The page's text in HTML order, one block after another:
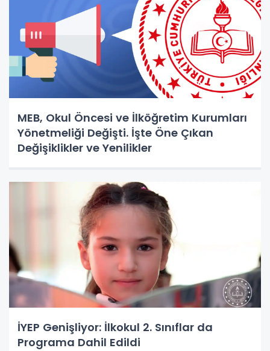
MEB, Okul Öncesi ve İlköğretim Kurumları
Yönetmeliği Değişti. İşte Öne Çıkan
Değişiklikler ve Yenilikler
İYEP Genişliyor: İlkokul 2. Sınıflar da
Programa Dahil Edildi